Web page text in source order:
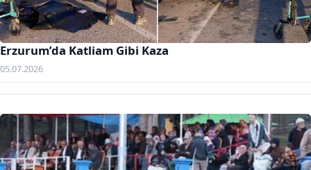
Erzurum’da Katliam Gibi Kaza
05.07.2026